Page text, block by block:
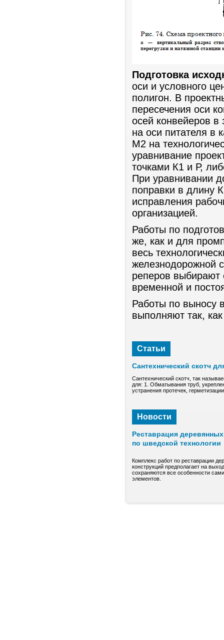
Подготовка
оси и условного
полигон. В
пересечения оси
осей конвейеров в
на оси питателя в
М2 на
уравнивание
точками К1 и Р,
При уравнивании
поправки в длину
исправления
организацией.
Работы по
же, как и для
весь
железнодорожной
реперов выбирают
временной и
Работы по выносу
выполняют так,
Статьи
Сантехнический скотч
Сантехнический скотч, так
для: 1. Обматывания труб,
устранения протечек,
Новости
Реставрация
по шведской технологии
Комплекс работ по реставрации
конструкций предполагает на
сохраняются все особенности
элементов.